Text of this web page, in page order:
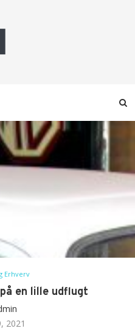
Erhverv
en lille udflugt
2021